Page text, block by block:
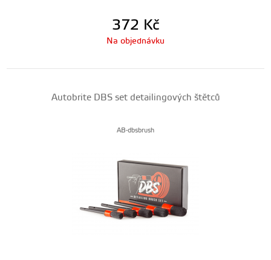
372 Kč
Na objednávku
Autobrite DBS set detailingových štětců
AB-dbsbrush